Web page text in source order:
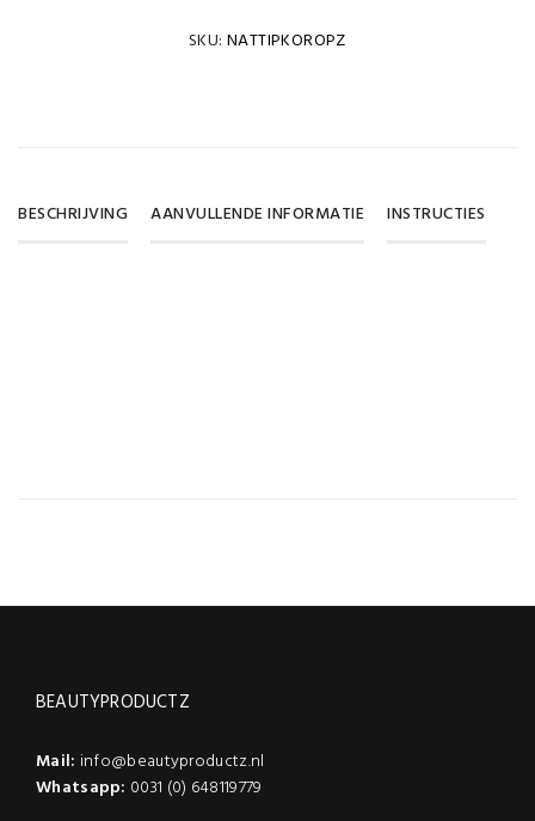
SKU:NATTIPKOROPZ
BESCHRIJVING AANVULLENDE INFORMATIE INSTRUCTIES
BEAUTYPRODUCTZ
Mail: info@beautyproductz.nl
Whatsapp: 0031 (0) 648119779